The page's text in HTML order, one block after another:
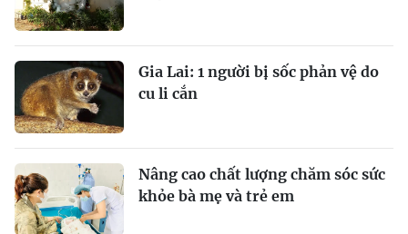
Gia Lai: 1 người bị sốc phản vệ do
cu li cắn
Nâng cao chất lượng chăm sóc sức
khỏe bà mẹ và trẻ em